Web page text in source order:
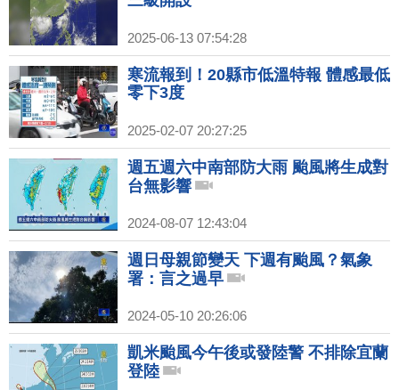
2025-06-13 07:54:28
寒流報到！20縣市低溫特報 體感最低
零下3度
2025-02-07 20:27:25
週五週六中南部防大雨 颱風將生成對
台無影響
2024-08-07 12:43:04
週日母親節變天 下週有颱風？氣象
署：言之過早
2024-05-10 20:26:06
凱米颱風今午後或發陸警 不排除宜蘭
登陸